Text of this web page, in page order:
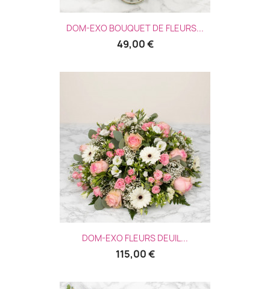
DOM-EXO BOUQUET DE FLEURS...
49,00 €
DOM-EXO FLEURS DEUIL...
115,00 €